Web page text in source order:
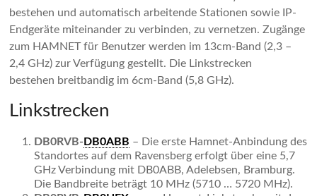
bestehen und automatisch arbeitende Stationen sowie IP-
Endgeräte miteinander zu verbinden, zu vernetzen. Zugänge
zum HAMNET für Benutzer werden im 13cm-Band (2,3 –
2,4 GHz) zur Verfügung gestellt. Die Linkstrecken
bestehen breitbandig im 6cm-Band (5,8 GHz).
Linkstrecken
DB0RVB- DB0ABB – Die erste Hamnet-Anbindung des
Standortes auf dem Ravensberg erfolgt über eine 5,7
GHz Verbindung mit DB0ABB, Adelebsen, Bramburg.
Die Bandbreite beträgt 10 MHz (5710 … 5720 MHz).